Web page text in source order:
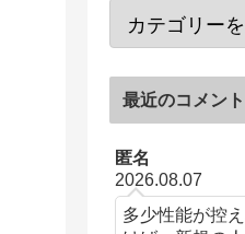
最近のコメント
匿名
2026.08.07
多少性能が控